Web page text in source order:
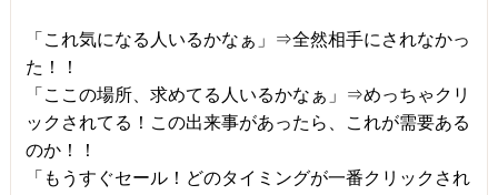
「これ気になる人いるかなぁ」⇒全然相手にされなかっ
た！！
「ここの場所、求めてる人いるかなぁ」⇒めっちゃクリ
ックされてる！この出来事があったら、これが需要ある
のか！！
「もうすぐセール！どのタイミングが一番クリックされ